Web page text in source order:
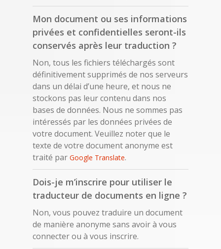
Mon document ou ses informations
privées et confidentielles seront-ils
conservés après leur traduction ?
Non, tous les fichiers téléchargés sont
définitivement supprimés de nos serveurs
dans un délai d’une heure, et nous ne
stockons pas leur contenu dans nos
bases de données. Nous ne sommes pas
intéressés par les données privées de
votre document. Veuillez noter que le
texte de votre document anonyme est
traité par Google Translate.
Dois-je m’inscrire pour utiliser le
traducteur de documents en ligne ?
Non, vous pouvez traduire un document
de manière anonyme sans avoir à vous
connecter ou à vous inscrire.